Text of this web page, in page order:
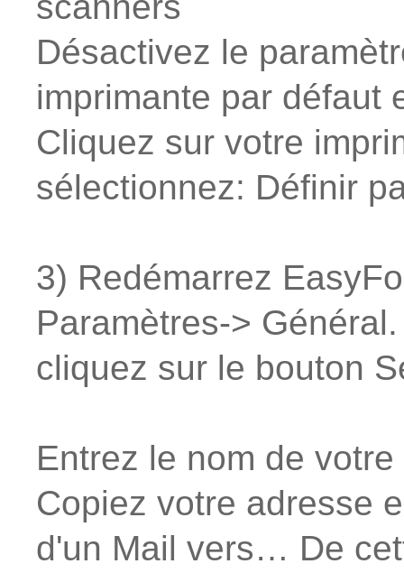
Désactivez le
imprimante par défaut
Cliquez sur votre
sélectionnez: Définir
3) Redémarrez
Paramètres->
cliquez sur le bouton
Entrez le nom de
Copiez votre adresse
d'un Mail vers… De